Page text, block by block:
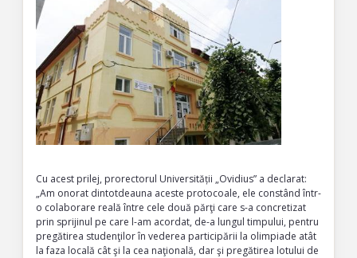
Cu acest prilej, prorectorul Universității „Ovidius” a declarat:
„Am onorat dintotdeauna aceste protocoale, ele constând într-
o colaborare reală între cele două părţi care s-a concretizat
prin sprijinul pe care l-am acordat, de-a lungul timpului, pentru
pregătirea studenţilor în vederea participării la olimpiade atât
la faza locală cât şi la cea naţională, dar şi pregătirea lotului de